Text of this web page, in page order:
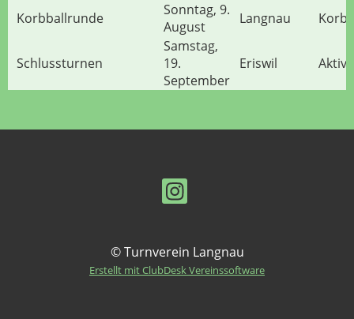
Korbballrunde
Sonntag, 9.
August
Langnau
Schlussturnen
Samstag,
19.
September
Eriswil
© Turnverein Langnau
Erstellt mit ClubDesk Vereinssoftware